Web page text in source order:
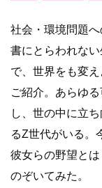
社会・環境問題
書にとらわれな
で、 世界をも変
ご紹介。 あらゆ
し、世の中に立
るZ世代がいる。
彼女らの野望と
のぞいてみた。